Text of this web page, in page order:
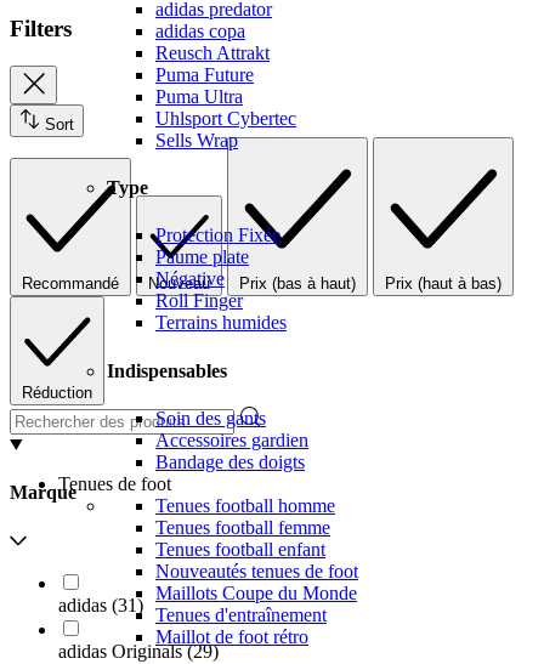
adidas predator
adidas copa
Reusch Attrakt
Puma Future
Puma Ultra
Uhlsport Cybertec
Sells Wrap
Type
Protection Fixée
Paume plate
Négative
Roll Finger
Terrains humides
Indispensables
Soin des gants
Accessoires gardien
Bandage des doigts
Tenues de foot
Tenues football homme
Tenues football femme
Tenues football enfant
Nouveautés tenues de foot
Maillots Coupe du Monde
Tenues d'entraînement
Maillot de foot rétro
Filters
Sort
Recommandé Nouveau Prix (bas à haut) Prix (haut à bas)
Réduction
Marque
adidas (31)
adidas Originals (29)